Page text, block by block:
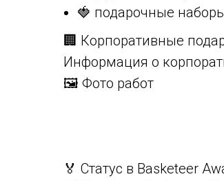
🍓 подарочные
🏢 Корпоративные
Информация о
🖼️ Фото работ
🏅 Статус в Basketeer